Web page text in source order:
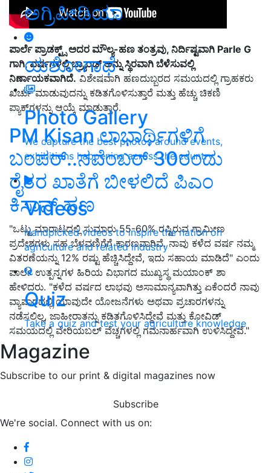
ಅಗ್ರಿಪೀಡಿಯಾ
ಯಶೋಗಾಥೆ
Photo Gallery
We capture the best photos around events,
exhibitions happening across the country
Videos
Handpicked videos to inspire the nation on
agriculture and related industry
Quiz
Take a quiz and test your agriculture knowledge
Magazine
Subscribe to our print & digital magazines now
Subscribe
We're social. Connect with us on:
ಪಾರ್ಲೆ ಪ್ರಾಡಕ್ಟ್ಸ್ ಅದರ ಮೌಲ್ಯ-ಹಣ ತಂತ್ರವು, ನಿರ್ದಿಷ್ಟವಾಗಿ Parle G
ಗಾಗಿ, ವರ್ಷಗಳಲ್ಲಿ ಬ್ರ್ಯಾಂಡ್ ಅನ್ನು ಸ್ಥಿರವಾಗಿ ಬೆಳೆಸುವಲ್ಲಿ
ನಿರ್ಣಾಯಕವಾಗಿದೆ. ವಿಶೇಷವಾಗಿ ಹಣದುಬ್ಬರದ ಸಮಯದಲ್ಲಿ ಗ್ರಾಹಕರು
ಖರ್ಚು ಮಾಡುವುದನ್ನು ಕಡಿತಗೊಳಿಸುತ್ತಾರೆ ಮತ್ತು ಹೆಚ್ಚು ಚಿಕಣಿ
ಪ್ಯಾಕ್‌ಗಳನ್ನು ಆಯ್ಕೆ ಮಾಡುತ್ತಾರೆ.
PM Kisan ಲಾಭಾರ್ಥಿಗಳಿಗೆ
ಬಂಪರ್‌..ನವೆಂಬರ್‌ 30ರಂದು
ರೈತರ ಖಾತೆಗೆ ಬೀಳಲಿದೆ ಪಿಎಂ
ಕಿಸಾನ್‌ ಹಣ
"ಒಟ್ಟು ಮಾರಾಟದಲ್ಲಿ ಸುಮಾರು 55-60% ರಷ್ಟಿರುವ ಗ್ರಾಮೀಣ
ಪ್ರದೇಶಗಳು ಸಹ ಬೆಳವಣಿಗೆಗೆ ಕಾರಣವಾಗಿವೆ. ನಾವು ಕಳೆದ ವರ್ಷ ನಮ್ಮ
ವಿತರಣೆಯನ್ನು 12% ರಷ್ಟು ಹೆಚ್ಚಿಸಿದ್ದೇವೆ, ಇದು ಸಹಾಯ ಮಾಡಿದೆ" ಎಂದು
ಪಾರ್ಲೆ ಉತ್ಪನ್ನಗಳ ಹಿರಿಯ ವಿಭಾಗದ ಮುಖ್ಯಸ್ಥ ಮಯಾಂಕ್ ಶಾ
ಹೇಳಿದರು. "ಕಳೆದ ವರ್ಷದ ಲಾಭವು ಅಸಾಮಾನ್ಯವಾಗಿತ್ತು ಏಕೆಂದರೆ ನಾವು
ವ್ಯಾಪಾರದಲ್ಲಿ ಯಾವುದೇ ಯೋಜನೆಗಳು ಅಥವಾ ಪ್ರಚಾರಗಳನ್ನು
ನಡೆಸಲಿಲ್ಲ, ಜಾಹೀರಾತನ್ನು ಕಡಿತಗೊಳಿಸಿದ್ದೇವೆ ಮತ್ತು ಕೋವಿಡ್
ಸಮಯದಲ್ಲಿ ವೇರಿಯಬಲ್ ವೆಚ್ಚಗಳಲ್ಲಿ ಗಮನಾರ್ಹವಾಗಿ ಉಳಿಸಿದ್ದೇವೆ."